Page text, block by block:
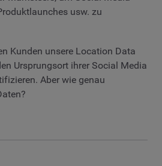
usw. zu
Kunden unsere Location Data
Ursprungsort ihrer Social Media
Aber wie genau